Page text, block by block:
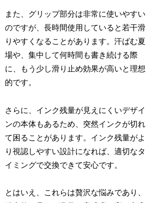
また、グリップ部分は非常に使いやすい
のですが、長時間使用していると若干滑
りやすくなることがあります。汗ばむ夏
場や、集中して何時間も書き続ける際
に、もう少し滑り止め効果が高いと理想
的です。
さらに、インク残量が見えにくいデザイ
ンの本体もあるため、突然インクが切れ
て困ることがあります。インク残量がよ
り視認しやすい設計になれば、適切なタ
イミングで交換できて安心です。
とはいえ、これらは贅沢な悩みであり、